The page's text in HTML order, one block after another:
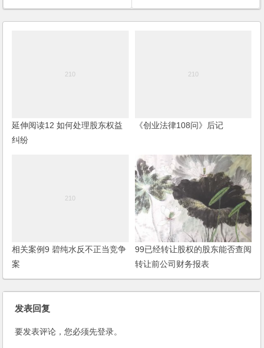
延伸阅读12 如何处理股东权益
纠纷
《创业法律108问》后记
相关案例9 碧纯水反不正当竞争
案
99已经转让股权的股东能否查阅
转让前公司财务报表
发表回复
要发表评论，您必须先登录。